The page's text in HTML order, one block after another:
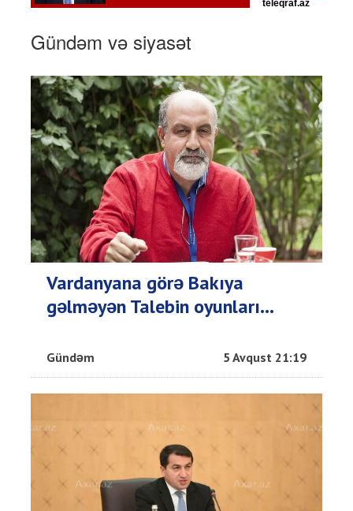
Gündəm və siyasət
Vardanyana görə Bakıya
gəlməyən Talebin oyunları...
Gündəm 5 Avqust 21:19